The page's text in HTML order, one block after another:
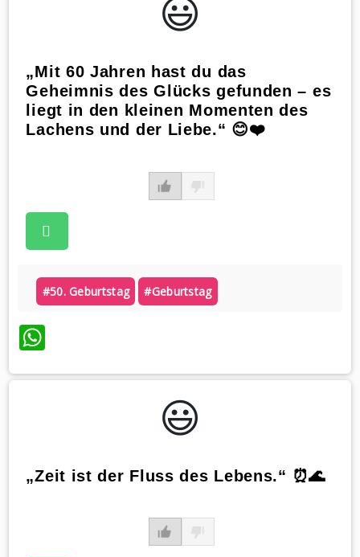
😃️
„Mit 60 Jahren hast du das
Geheimnis des Glücks gefunden – es
liegt in den kleinen Momenten des
Lachens und der Liebe.“ 😊❤️
#50. Geburtstag #geburtstag
WhatsApp
😃️
„Zeit ist der Fluss des Lebens.“ ⏰🌊